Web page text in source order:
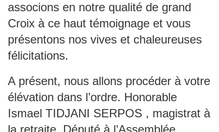
associons en notre qualité de grand
Croix à ce haut témoignage et vous
présentons nos vives et chaleureuses
félicitations.
A présent, nous allons procéder à votre
élévation dans l’ordre. Honorable
Ismael TIDJANI SERPOS , magistrat à